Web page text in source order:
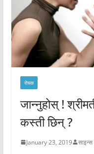
रोचक
जान्नुहोस् !
कस्ती छिन् ?
January 23, 2019